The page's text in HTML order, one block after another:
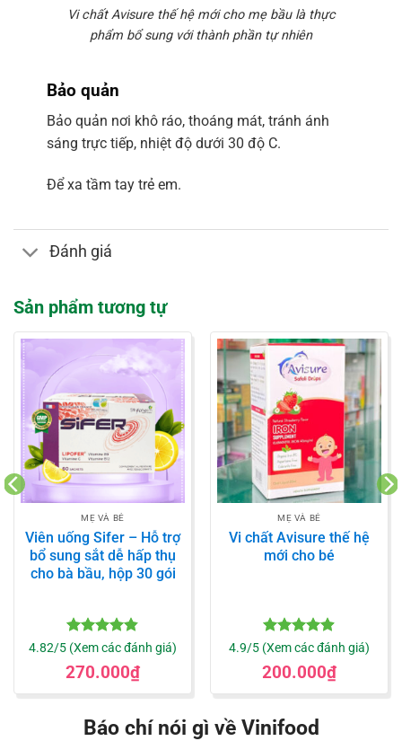
Vi chất Avisure thế hệ mới cho mẹ bầu là thực
phẩm bổ sung với thành phần tự nhiên
Bảo quản
Bảo quản nơi khô ráo, thoáng mát, tránh ánh
sáng trực tiếp, nhiệt độ dưới 30 độ C.
Để xa tầm tay trẻ em.
Đánh giá
Sản phẩm tương tự
MẸ VÀ BÉ
Viên uống Sifer – Hỗ trợ
bổ sung sắt dễ hấp thụ
cho bà bầu, hộp 30 gói
Được xếp
5 sao
4.82/5 (Xem các đánh giá)
270.000₫
MẸ VÀ BÉ
Vi chất Avisure thế hệ
mới cho bé
Được xếp
sao
4.9/5 (Xem các đánh giá)
200.000₫
Báo chí nói gì về Vinifood